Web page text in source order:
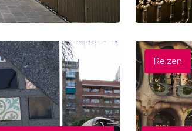
Reizen